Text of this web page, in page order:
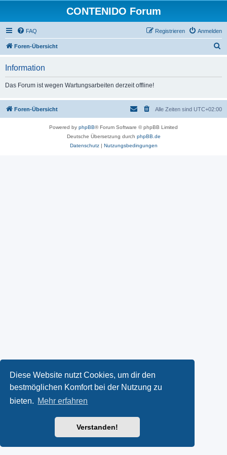
Diese Website nutzt Cookies, um dir den
bestmöglichen Komfort bei der Nutzung zu
bieten. Mehr erfahren
Verstanden!
CONTENIDO Forum
FAQ Anmelden
Registrieren
Foren-Übersicht
Information
Das Forum ist wegen Wartungsarbeiten derzeit offline!
Foren-Übersicht Alle Zeiten sind UTC+02:00
Powered by phpBB® Forum Software © phpBB Limited
Deutsche Übersetzung durch phpBB.de
Datenschutz| Nutzungsbedingungen